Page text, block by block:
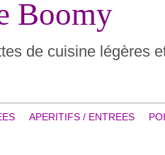
Boomy
de cuisine légères
APERITIFS / ENTREES